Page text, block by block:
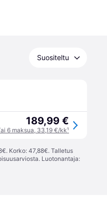
Suositeltu
189,99 €
6 maksua, 33,19 €/kk¹
Korko: 47,88€. Talletus
Luotonantaja: